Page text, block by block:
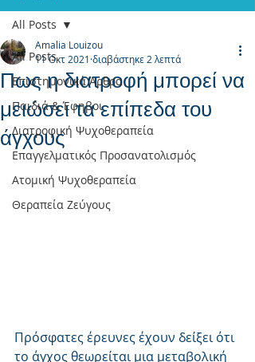
All Posts
Επιστημονικά Άρθρα
Παιδιά & Έφηβοι
Διατροφική Ψυχοθεραπεία
Επαγγελματικός Προσανατολισμός
Ατομική Ψυχοθεραπεία
Θεραπεία Ζεύγους
All Posts
Πως η διατροφή μπορεί να
μειώσει τα επίπεδα του
άγχους
Amalia Louizou
11 Οκτ 2021 διαβάστηκε 2 λεπτά
Πρόσφατες έρευνες έχουν δείξει ότι
το άγχος θεωρείται μια μεταβολική